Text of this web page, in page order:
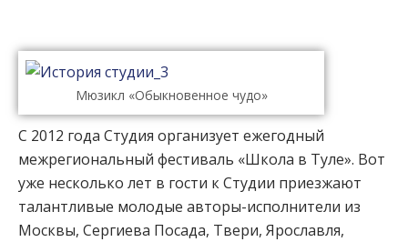
Мюзикл «Обыкновенное чудо»
С 2012 года Студия организует ежегодный
межрегиональный фестиваль «Школа в Туле». Вот
уже несколько лет в гости к Студии приезжают
талантливые молодые авторы-исполнители из
Москвы, Сергиева Посада, Твери, Ярославля,